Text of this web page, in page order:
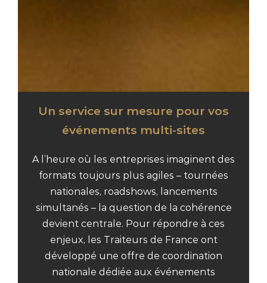
Un service sur mesure pour vos
événements multi-sites
A l’heure où les entreprises imaginent des
formats toujours plus agiles – tournées
nationales, roadshows, lancements
simultanés – la question de la cohérence
devient centrale. Pour répondre à ces
enjeux, les Traiteurs de France ont
développé une offre de coordination
nationale dédiée aux événements